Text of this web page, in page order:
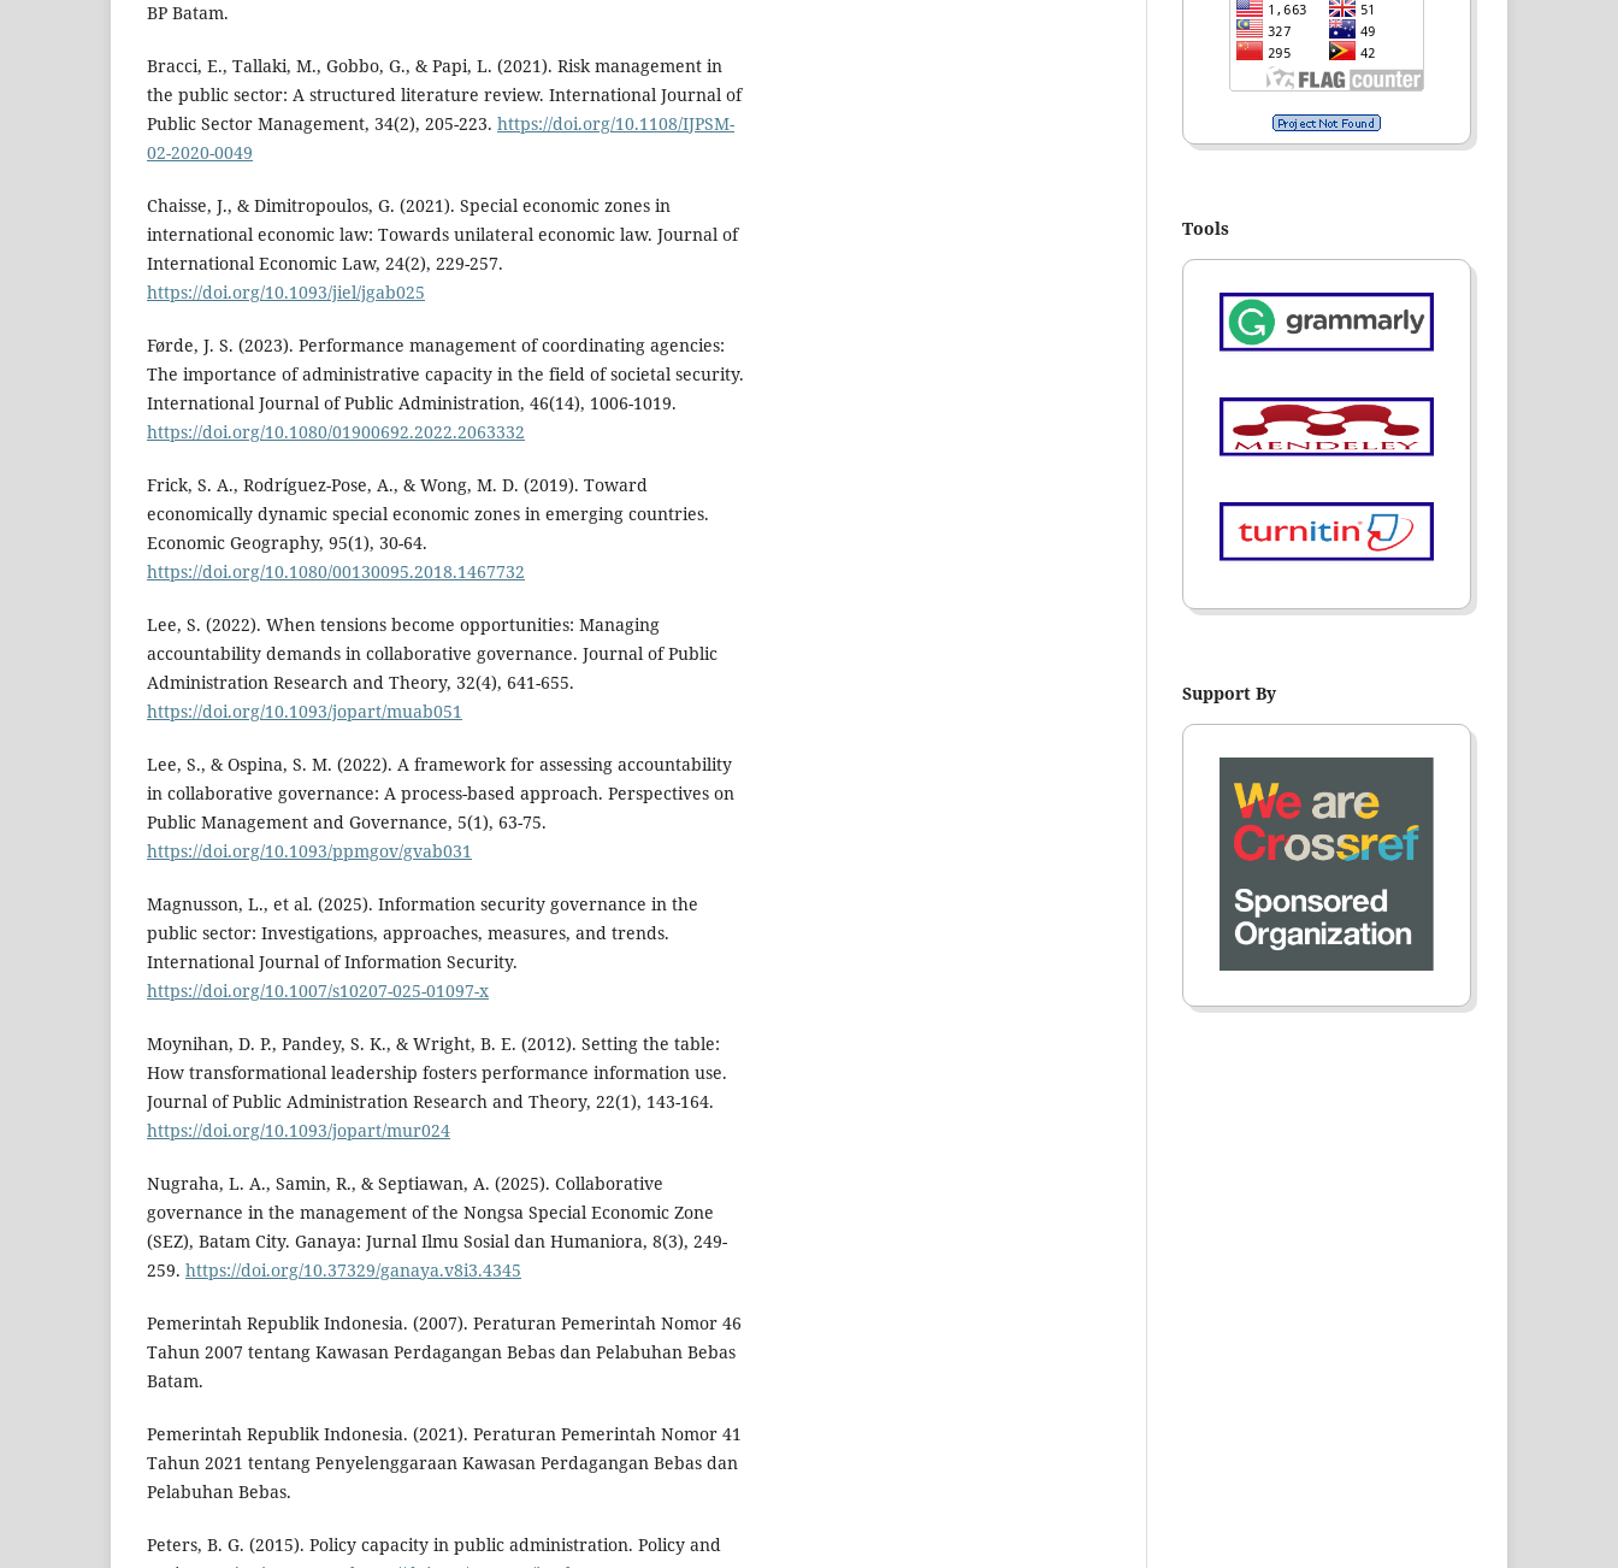
BP Batam.
Bracci, E., Tallaki, M., Gobbo, G., & Papi, L. (2021). Risk management in
the public sector: A structured literature review. International Journal of
Public Sector Management, 34(2), 205-223. https://doi.org/10.1108/IJPSM-
02-2020-0049
Chaisse, J., & Dimitropoulos, G. (2021). Special economic zones in
international economic law: Towards unilateral economic law. Journal of
International Economic Law, 24(2), 229-257.
https://doi.org/10.1093/jiel/jgab025
Førde, J. S. (2023). Performance management of coordinating agencies:
The importance of administrative capacity in the field of societal security.
International Journal of Public Administration, 46(14), 1006-1019.
https://doi.org/10.1080/01900692.2022.2063332
Frick, S. A., Rodríguez-Pose, A., & Wong, M. D. (2019). Toward
economically dynamic special economic zones in emerging countries.
Economic Geography, 95(1), 30-64.
https://doi.org/10.1080/00130095.2018.1467732
Lee, S. (2022). When tensions become opportunities: Managing
accountability demands in collaborative governance. Journal of Public
Administration Research and Theory, 32(4), 641-655.
https://doi.org/10.1093/jopart/muab051
Lee, S., & Ospina, S. M. (2022). A framework for assessing accountability
in collaborative governance: A process-based approach. Perspectives on
Public Management and Governance, 5(1), 63-75.
https://doi.org/10.1093/ppmgov/gvab031
Magnusson, L., et al. (2025). Information security governance in the
public sector: Investigations, approaches, measures, and trends.
International Journal of Information Security.
https://doi.org/10.1007/s10207-025-01097-x
Moynihan, D. P., Pandey, S. K., & Wright, B. E. (2012). Setting the table:
How transformational leadership fosters performance information use.
Journal of Public Administration Research and Theory, 22(1), 143-164.
https://doi.org/10.1093/jopart/mur024
Nugraha, L. A., Samin, R., & Septiawan, A. (2025). Collaborative
governance in the management of the Nongsa Special Economic Zone
(SEZ), Batam City. Ganaya: Jurnal Ilmu Sosial dan Humaniora, 8(3), 249-
259. https://doi.org/10.37329/ganaya.v8i3.4345
Pemerintah Republik Indonesia. (2007). Peraturan Pemerintah Nomor 46
Tahun 2007 tentang Kawasan Perdagangan Bebas dan Pelabuhan Bebas
Batam.
Pemerintah Republik Indonesia. (2021). Peraturan Pemerintah Nomor 41
Tahun 2021 tentang Penyelenggaraan Kawasan Perdagangan Bebas dan
Pelabuhan Bebas.
Peters, B. G. (2015). Policy capacity in public administration. Policy and
Tools
Support By